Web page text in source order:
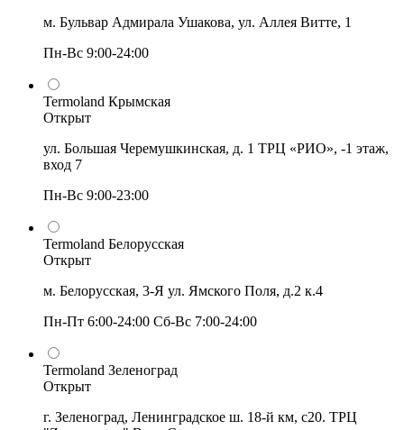
м. Бульвар Адмирала Ушакова, ул. Аллея Витте, 1
Пн-Вс 9:00-24:00
Termoland Крымская
Открыт
ул. Большая Черемушкинская, д. 1 ТРЦ «РИО», -1 этаж,
вход 7
Пн-Вс 9:00-23:00
Termoland Белорусская
Открыт
м. Белорусская, 3-Я ул. Ямского Поля, д.2 к.4
Пн-Пт 6:00-24:00 Сб-Вс 7:00-24:00
Termoland Зеленоград
Открыт
г. Зеленоград, Ленинградское ш. 18-й км, с20. ТРЦ